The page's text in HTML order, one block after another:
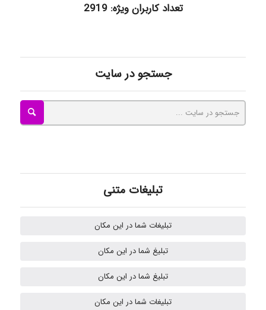
ayda habibnejad
Nazaninkarkon
تعداد کاربران ویژه: 2919
جستجو در سایت
تبلیغات متنی
تبلیغات شما در این مکان
تبلیغ شما در این مکان
تبلیغ شما در این مکان
تبلیغات شما در این مکان